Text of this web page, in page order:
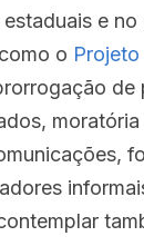
e
o